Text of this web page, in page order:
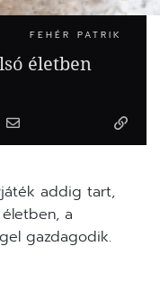
FEHÉR PATRIK
életben
addig tart,
a
gazdagodik.